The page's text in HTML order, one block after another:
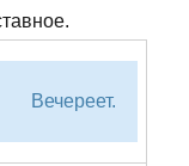
Вечереет.